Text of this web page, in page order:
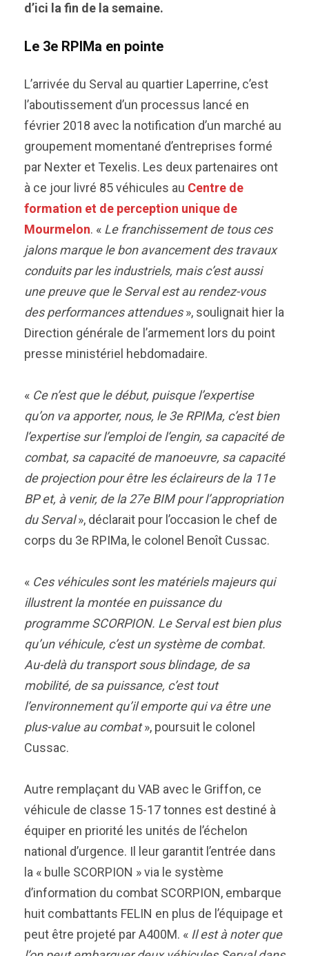
d’ici la fin de la semaine.
Le 3e RPIMa en pointe
L’arrivée du Serval au quartier Laperrine, c’est
l’aboutissement d’un processus lancé en
février 2018 avec la notification d’un marché au
groupement momentané d’entreprises formé
par Nexter et Texelis. Les deux partenaires ont
à ce jour livré 85 véhicules au Centre de
formation et de perception unique de
Mourmelon. « Le franchissement de tous ces
jalons marque le bon avancement des travaux
conduits par les industriels, mais c’est aussi
une preuve que le Serval est au rendez-vous
des performances attendues», soulignait hier la
Direction générale de l’armement lors du point
presse ministériel hebdomadaire.
« Ce n’est que le début, puisque l’expertise
qu’on va apporter, nous, le 3e RPIMa, c’est bien
l’expertise sur l’emploi de l’engin, sa capacité de
combat, sa capacité de manoeuvre, sa capacité
de projection pour être les éclaireurs de la 11e
BP et, à venir, de la 27e BIM pour l’appropriation
du Serval», déclarait pour l’occasion le chef de
corps du 3e RPIMa, le colonel Benoît Cussac.
« Ces véhicules sont les matériels majeurs qui
illustrent la montée en puissance du
programme SCORPION. Le Serval est bien plus
qu’un véhicule, c’est un système de combat.
Au-delà du transport sous blindage, de sa
mobilité, de sa puissance, c’est tout
l’environnement qu’il emporte qui va être une
plus-value au combat», poursuit le colonel
Cussac.
Autre remplaçant du VAB avec le Griffon, ce
véhicule de classe 15-17 tonnes est destiné à
équiper en priorité les unités de l’échelon
national d’urgence. Il leur garantit l’entrée dans
la « bulle SCORPION » via le système
d’information du combat SCORPION, embarque
huit combattants FELIN en plus de l’équipage et
peut être projeté par A400M. « Il est à noter que